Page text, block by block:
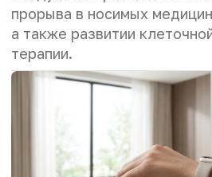
прорыва в носимых
а также развитии
терапии.